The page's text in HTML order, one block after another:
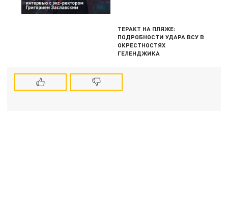
ТЕРАКТ НА ПЛЯЖЕ:
ПОДРОБНОСТИ УДАРА ВСУ В
ОКРЕСТНОСТЯХ
ГЕЛЕНДЖИКА